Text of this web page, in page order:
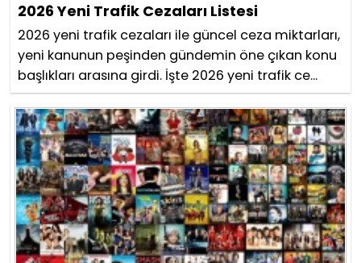
2026 Yeni Trafik Cezaları Listesi
2026 yeni trafik cezaları ile güncel ceza miktarları,
yeni kanunun peşinden gündemin öne çıkan konu
başlıkları arasına girdi. İşte 2026 yeni trafik ce...